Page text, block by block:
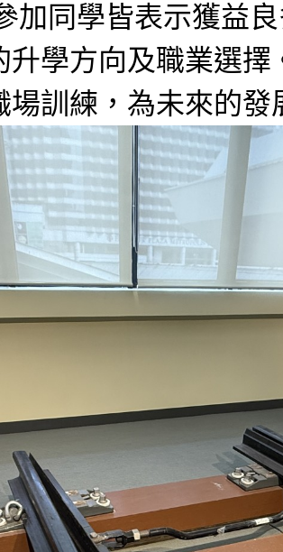
同學皆表示獲益良
學方向及職業選
訓練，為未來的發